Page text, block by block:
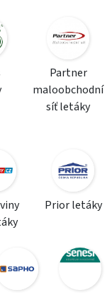
Partner
maloobchodní
síť letáky
Prior letáky